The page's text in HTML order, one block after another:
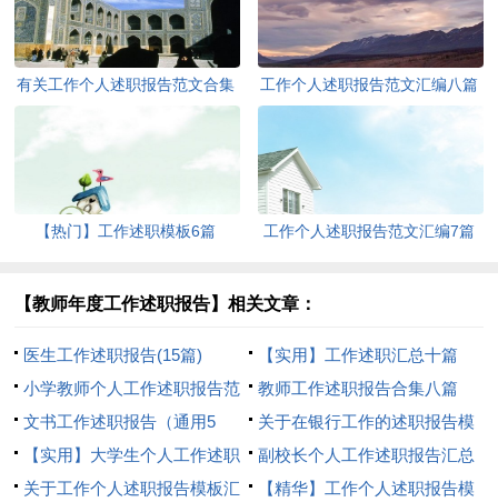
有关工作个人述职报告范文合集
工作个人述职报告范文汇编八篇
【热门】工作述职模板6篇 工作个人述职报告范文汇编7篇
【教师年度工作述职报告】相关文章：
医生工作述职报告(15篇)
【实用】工作述职汇总十篇
小学教师个人工作述职报告范
文锦集7篇
教师工作述职报告合集八篇
文书工作述职报告（通用5
篇）
关于在银行工作的述职报告模
板汇编5篇
【实用】大学生个人工作述职
报告四篇
副校长个人工作述职报告汇总
六篇
关于工作个人述职报告模板汇 【精华】工作个人述职报告模